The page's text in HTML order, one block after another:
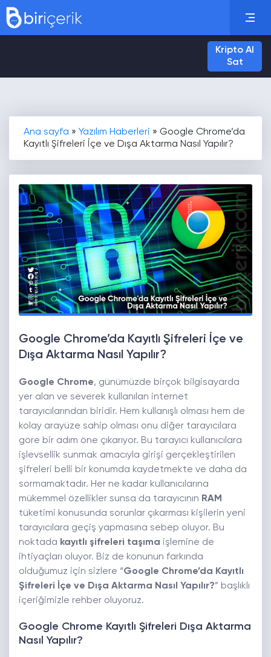
Kripto Al
Sat
Ana sayfa » Yazılım Haberleri » Google Chrome’da
Kayıtlı Şifreleri İçe ve Dışa Aktarma Nasıl Yapılır?
Google Chrome’da Kayıtlı Şifreleri İçe ve
Dışa Aktarma Nasıl Yapılır?
Google Chrome, günümüzde birçok bilgisayarda
yer alan ve severek kullanılan internet
tarayıcılarından biridir. Hem kullanışlı olması hem de
kolay arayüze sahip olması onu diğer tarayıcılara
göre bir adım öne çıkarıyor. Bu tarayıcı kullanıcılara
işlevsellik sunmak amacıyla girişi gerçekleştirilen
şifreleri belli bir konumda kaydetmekte ve daha da
sormamaktadır. Her ne kadar kullanıcılarına
mükemmel özellikler sunsa da tarayıcının RAM
tüketimi konusunda sorunlar çıkarması kişilerin yeni
tarayıcılara geçiş yapmasına sebep oluyor. Bu
noktada kayıtlı şifreleri taşıma işlemine de
ihtiyaçları oluyor. Biz de konunun farkında
olduğumuz için sizlere “Google Chrome’da Kayıtlı
Şifreleri İçe ve Dışa Aktarma Nasıl Yapılır?” başlıklı
içeriğimizle rehber oluyoruz.
Google Chrome Kayıtlı Şifreleri Dışa Aktarma
Nasıl Yapılır?